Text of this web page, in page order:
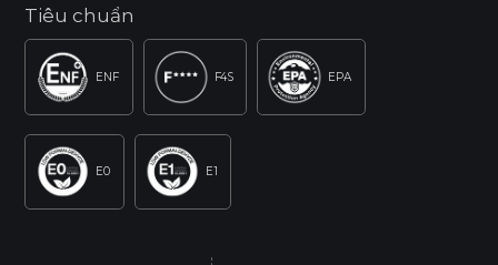
Tiêu chuẩn
ENF F4S EPA
E0 E1